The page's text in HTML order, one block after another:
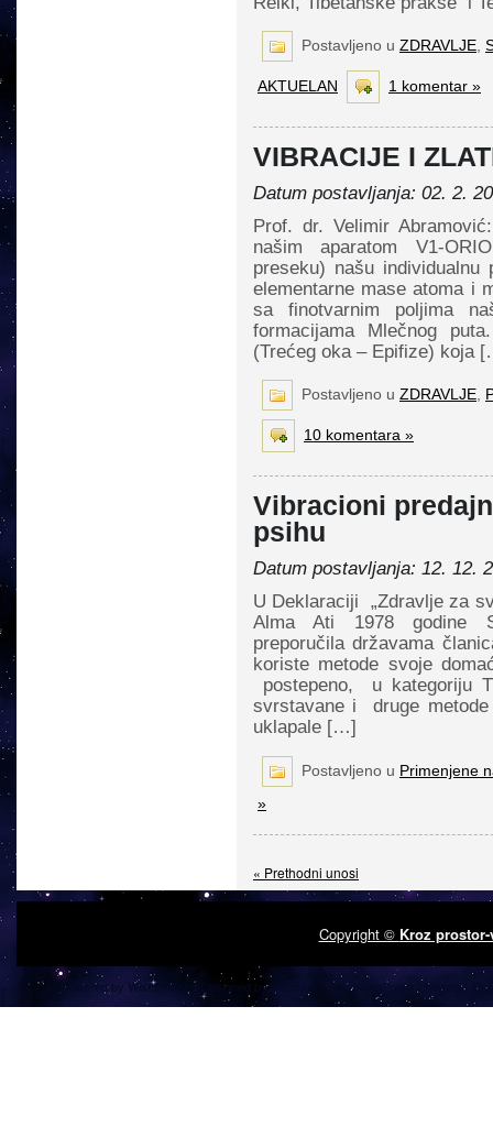
Postavljeno u ZDRAVLJE
AKTUELAN 1 komentar »
VIBRACIJE I
Datum postavljanja: 02. 2.
Prof. dr. Velimir
našim aparatom V1-
preseku) našu
elementarne mase atoma i
sa finotvarnim poljima
formacijama Mlečnog
(Trećeg oka – Epifize) koja
Postavljeno u ZDRAVLJE
10 komentara »
Vibracioni
psihu
Datum postavljanja: 12. 12.
U Deklaraciji „Zdravlje za
Alma Ati 1978 godine
preporučila državama
koriste metode svoje
postepeno, u kategoriju
svrstavane i druge
uklapale […]
Postavljeno u Primenjene
»
« Prethodni unosi
Copyright © Kroz prostor-
Powered by WordPress | Designed by: Premium Free WordPress Themes |